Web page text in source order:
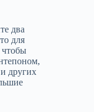
два
для
чтобы
других